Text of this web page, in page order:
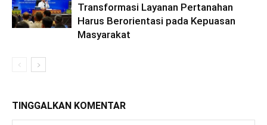
Transformasi Layanan Pertanahan
Harus Berorientasi pada Kepuasan
Masyarakat
TINGGALKAN KOMENTAR